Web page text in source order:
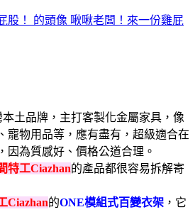
啾啾老闆！來一份雞屁
本土品牌，主打客製化金屬家具，像
寵物用品等，應有盡有，超級適合在
因為質感好、價格公道合理。
特工Ciazhan的產品都很容易拆解寄
Ciazhan的ONE模組式百變衣架 ，它